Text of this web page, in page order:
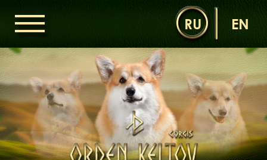
RU EN
ОРДЕН КЕЛЬТІВ
НОВИНИ
ДИТЯЧА КІМНАТА
КОНТАКТИ